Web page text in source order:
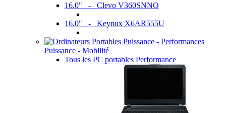
16.0" - Clevo V360SNNQ
16.0" - Keynux X6AR555U
Puissance - Mobilité
Tous les PC portables Performance